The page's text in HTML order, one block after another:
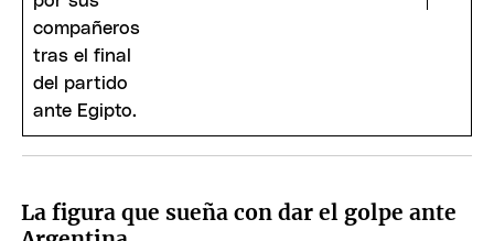
La figura que sueña con dar el golpe ante